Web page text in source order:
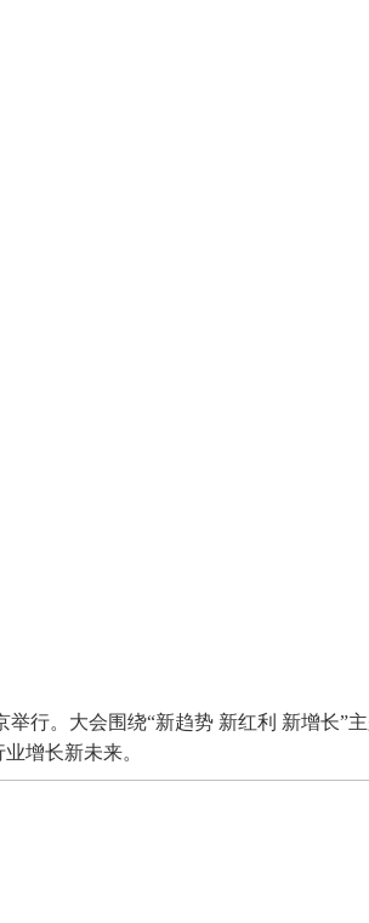
行。大会围绕“新趋势 新红利 新增长”
增长新未来。